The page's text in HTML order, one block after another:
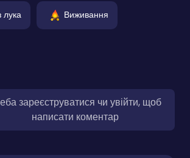
лука Виживання
зареєструватися чи увійти, щоб
написати коментар